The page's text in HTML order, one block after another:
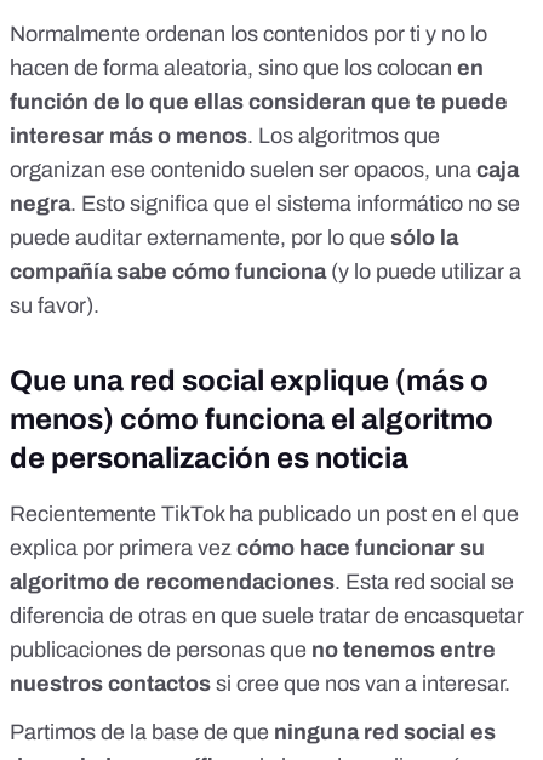
Normalmente ordenan los contenidos por ti y no lo
hacen de forma aleatoria, sino que los colocan en
función de lo que ellas consideran que te puede
interesar más o menos. Los algoritmos que
organizan ese contenido suelen ser opacos, una caja
negra. Esto significa que el sistema informático no se
puede auditar externamente, por lo que sólo la
compañía sabe cómo funciona(y lo puede utilizar a
su favor).
Que una red social explique (más o
menos) cómo funciona el algoritmo
de personalización es noticia
Recientemente TikTok ha publicado un post en el que
explica por primera vez cómo hace funcionar su
algoritmo de recomendaciones. Esta red social se
diferencia de otras en que suele tratar de encasquetar
publicaciones de personas que no tenemos entre
nuestros contactos si cree que nos van a interesar.
Partimos de la base de que ninguna red social es